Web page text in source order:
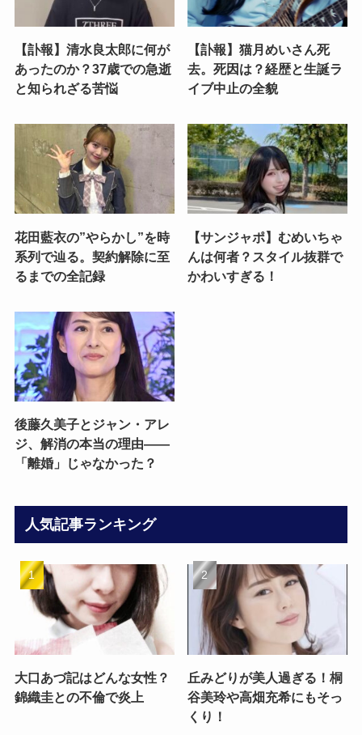
【訃報】清水良太郎に何が
あったのか？37歳での急逝
と知られざる苦悩
【訃報】猫月めいさん死
去。死因は？経歴と生誕ラ
イブ中止の全貌
花田藍衣の”やらかし”を時
系列で辿る。契約解除に至
るまでの全記録
【サンジャポ】むめいちゃ
んは何者？スタイル抜群で
かわいすぎる！
後藤久美子とジャン・アレ
ジ、解消の本当の理由——
「離婚」じゃなかった？
人気記事ランキング
大口あづ記はどんな女性？
錦織圭との不倫で炎上
丘みどりが美人過ぎる！桐
谷美玲や高畑充希にもそっ
くり！